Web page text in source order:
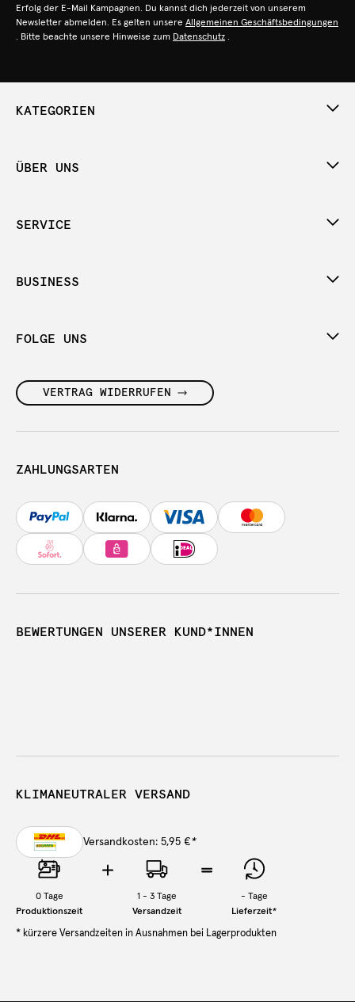
Erfolg der E-Mail Kampagnen. Du kannst dich jederzeit von unserem
Newsletter abmelden. Es gelten unsere Allgemeinen Geschäftsbedingungen
. Bitte beachte unsere Hinweise zum Datenschutz .
KATEGORIEN
ÜBER UNS
SERVICE
BUSINESS
FOLGE UNS
VERTRAG WIDERRUFEN
ZAHLUNGSARTEN
BEWERTUNGEN UNSERER KUND*INNEN
KLIMANEUTRALER VERSAND
Versandkosten: 5,95 €*
0Tage
Produktionszeit
1 - 3 Tage
Versandzeit
- Tage
Lieferzeit*
* kürzere Versandzeiten in Ausnahmen bei Lagerprodukten